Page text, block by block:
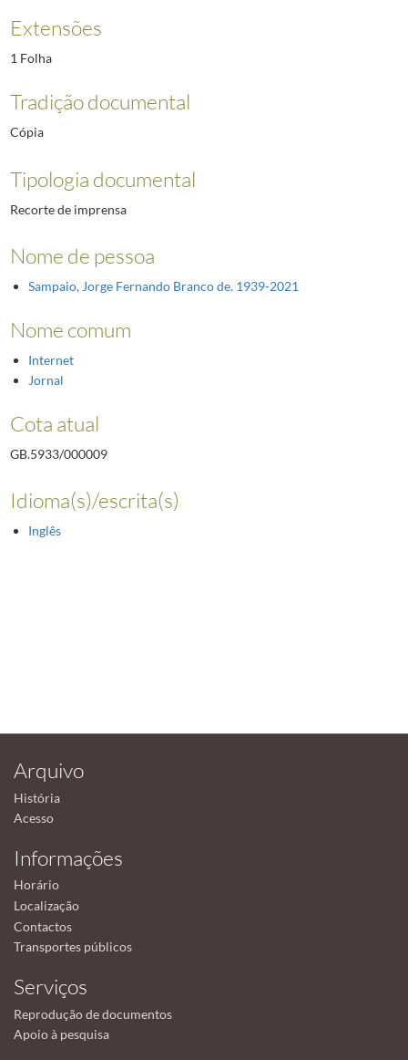
Extensões
1 Folha
Tradição documental
Cópia
Tipologia documental
Recorte de imprensa
Nome de pessoa
Sampaio, Jorge Fernando Branco de. 1939-2021
Nome comum
Internet
Jornal
Cota atual
GB.5933/000009
Idioma(s)/escrita(s)
Inglês
Arquivo
História
Acesso
Informações
Horário
Localização
Contactos
Transportes públicos
Serviços
Reprodução de documentos
Apoio à pesquisa